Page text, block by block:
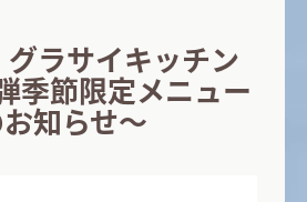
グラサイキッチン
季節限定メニュー
知らせ～